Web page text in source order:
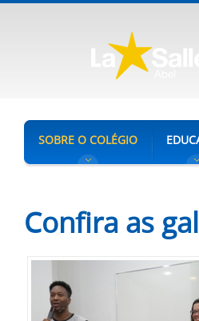
SOBRE O COLÉGIO
Confira as